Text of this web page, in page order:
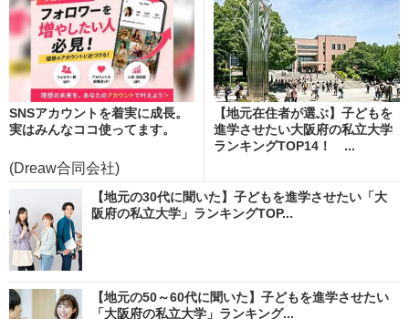
SNSアカウントを着実に成長。
実はみんなココ使ってます。
(Dreaw合同会社)
【地元在住者が選ぶ】子どもを
進学させたい大阪府の私立大学
ランキングTOP14！ ...
【地元の30代に聞いた】子どもを進学させたい「大
阪府の私立大学」ランキングTOP...
【地元の50～60代に聞いた】子どもを進学させたい
「大阪府の私立大学」ランキング...